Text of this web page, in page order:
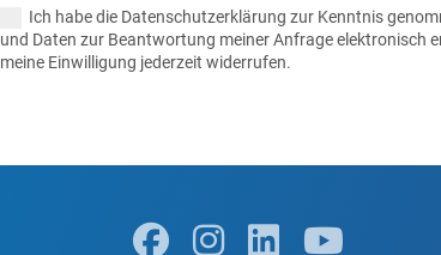
Ich habe die Datenschutzerklärung zur Kenntnis
und Daten zur Beantwortung meiner Anfrage elektronisch
meine Einwilligung jederzeit widerrufen.